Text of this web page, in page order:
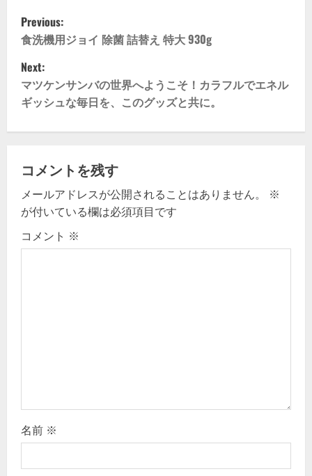
P
o
s
t
n
a
v
i
g
Previous:
食洗機用ジョイ 除菌 詰替え 特大 930g
Next:
マツケンサンバの世界へようこそ！カラフルでエネル
ギッシュな毎日を、このグッズと共に。
コメントを残す
メールアドレスが公開されることはありません。
※
が付いている欄は必須項目です
コメント ※
名前 ※